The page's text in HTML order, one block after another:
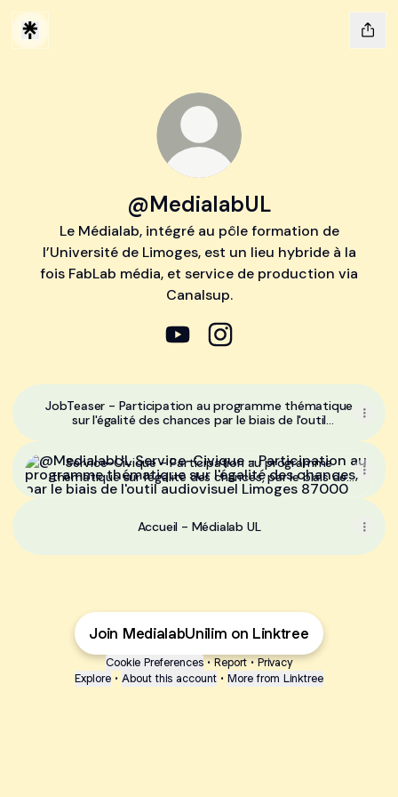
@MedialabUL
Le Médialab, intégré au pôle formation de
l’Université de Limoges, est un lieu hybride à la
fois FabLab média, et service de production via
Canalsup.
JobTeaser - Participation au programme thématique
sur l'égalité des chances par le biais de l'outil
Service-Civique - Participation au programme
Service-Civique - Participation au programme
thématique sur l'égalité des chances, par le biais de
l'outil audiovisuel Limoges 87000
Accueil - Médialab UL
Join MedialabUnilim on Linktree
Cookie Preferences • Report • Privacy
Explore • About this account • More from Linktree